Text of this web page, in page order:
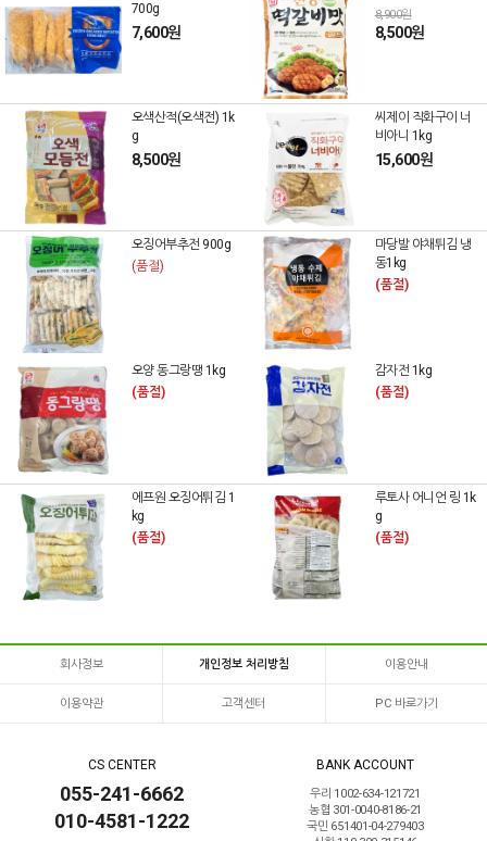
700g
7,600원
8,900원
8,500원
오색산적(오색전) 1k
g
8,500원
씨제이 직화구이 너
비아니 1kg
15,600원
오징어부추전 900g
(품절)
마당발 야채튀김 냉
동1kg
(품절)
오양 동그랑땡 1kg
(품절)
감자전 1kg
(품절)
에프원 오징어튀김 1
kg
(품절)
루토사 어니언 링 1k
g
(품절)
회사정보 개인정보 처리방침 이용안내
이용약관 고객센터 PC 바로가기
CS CENTER
055-241-6662
010-4581-1222
BANK ACCOUNT
우리 1002-634-121721
농협 301-0040-8186-21
국민 651401-04-279403